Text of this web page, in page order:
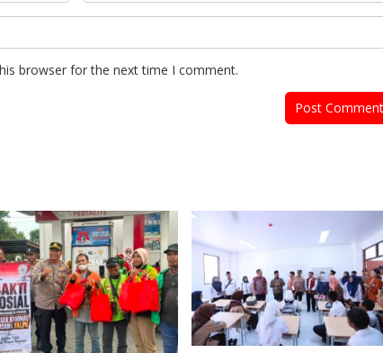
browser for the next time I comment.